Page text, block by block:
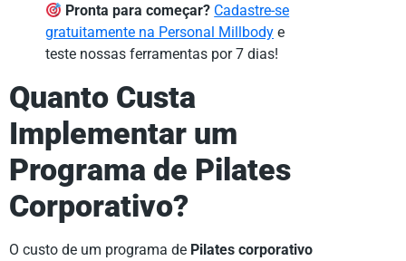
Pronta para começar? Cadastre-se
gratuitamente na Personal Millbody e
teste nossas ferramentas por 7 dias!
Quanto Custa
Implementar um
Programa de Pilates
Corporativo?
O custo de um programa de Pilates corporativo